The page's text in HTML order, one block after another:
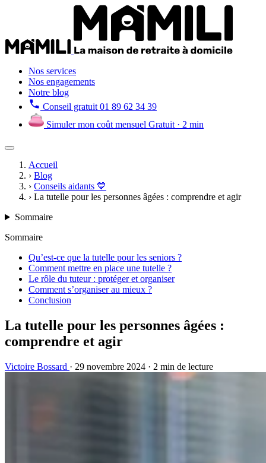
Nos services
Nos engagements
Notre blog
Conseil gratuit 01 89 62 34 39
Simuler mon coût mensuel Gratuit · 2 min
Accueil
› Blog
› Conseils aidants 💙
› La tutelle pour les personnes âgées : comprendre et agir
Sommaire
Sommaire
Qu’est-ce que la tutelle pour les seniors ?
Comment mettre en place une tutelle ?
Le rôle du tuteur : protéger et organiser
Comment s’organiser au mieux ?
Conclusion
La tutelle pour les personnes âgées :
comprendre et agir
Victoire Bossard · 29 novembre 2024 · 2 min de lecture